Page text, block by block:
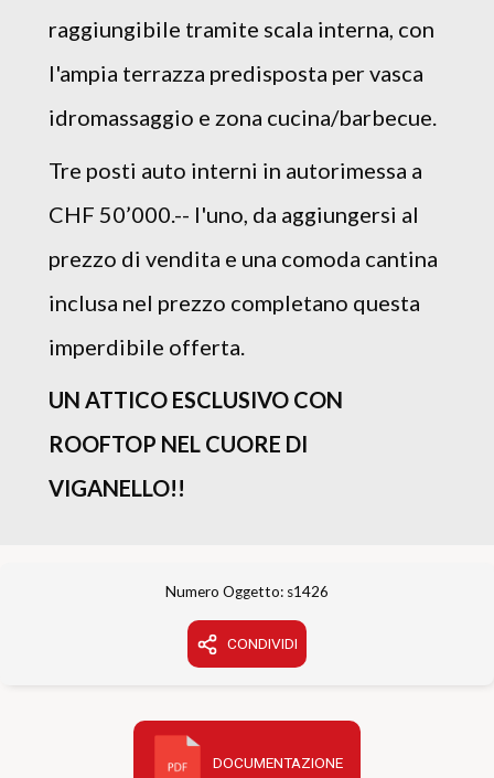
raggiungibile tramite scala interna, con
l'ampia terrazza predisposta per vasca
idromassaggio e zona cucina/barbecue.
Tre posti auto interni in autorimessa a
CHF 50’000.-- l'uno, da aggiungersi al
prezzo di vendita e una comoda cantina
inclusa nel prezzo completano questa
imperdibile offerta.
UN ATTICO ESCLUSIVO CON
ROOFTOP NEL CUORE DI
VIGANELLO!!
Numero Oggetto: s1426
CONDIVIDI
DOCUMENTAZIONE